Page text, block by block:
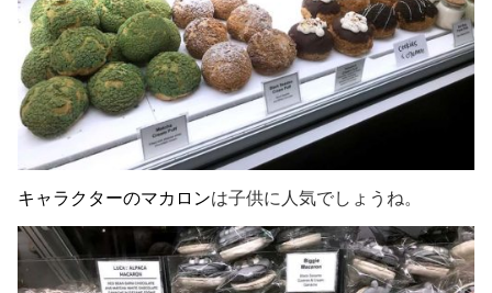
キャラクターのマカロンは子供に人気でしょうね。